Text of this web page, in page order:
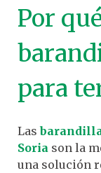
Por
para
Las
Soria son la
una solución